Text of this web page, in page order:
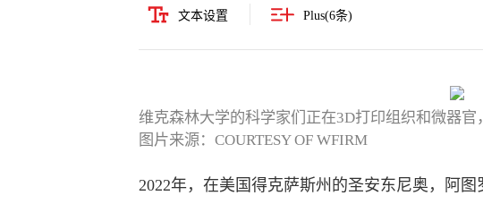
文本设置 Plus(6条)
维克森林大学的科学家们正在3D打印组织和微器官
图片来源：COURTESY OF WFIRM
2022年，在美国得克萨斯州的圣安东尼奥，阿